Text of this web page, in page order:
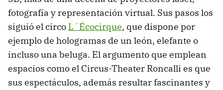
fotografía y representación virtual. Sus pasos los
siguió el circo L´Écocirque, que dispone por
ejemplo de hologramas de un león, elefante o
incluso una beluga. El argumento que emplean
espacios como el Circus-Theater Roncalli es que
sus espectáculos, además resultar fascinantes y